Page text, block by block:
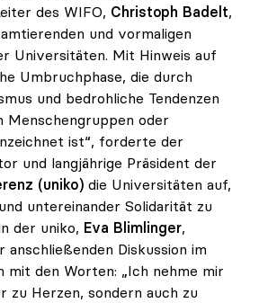
des WIFO, Christoph Badelt,
und vormaligen
Universitäten. Mit Hinweis auf
Umbruchphase, die durch
und bedrohliche Tendenzen
Menschengruppen oder
ist“, forderte der
und langjährige Präsident der
(uniko) die Universitäten auf,
untereinander Solidarität zu
der uniko, Eva Blimlinger,
anschließenden Diskussion im
mit den Worten: „Ich nehme mir
zu Herzen, sondern auch zu